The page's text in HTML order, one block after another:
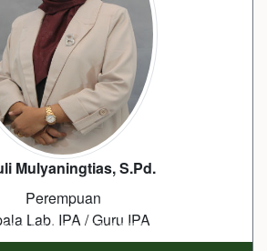
Mulyaningtias, S.Pd.
Perempuan
Lab. IPA / Guru IPA